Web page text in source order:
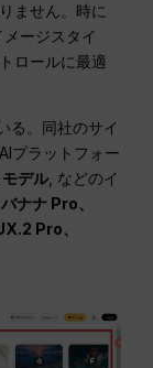
ません。時に
ージスタイ
ロールに最適
る。同社のサイ
プラットフォー
デル, などのイ
ナナ Pro、
Pro、